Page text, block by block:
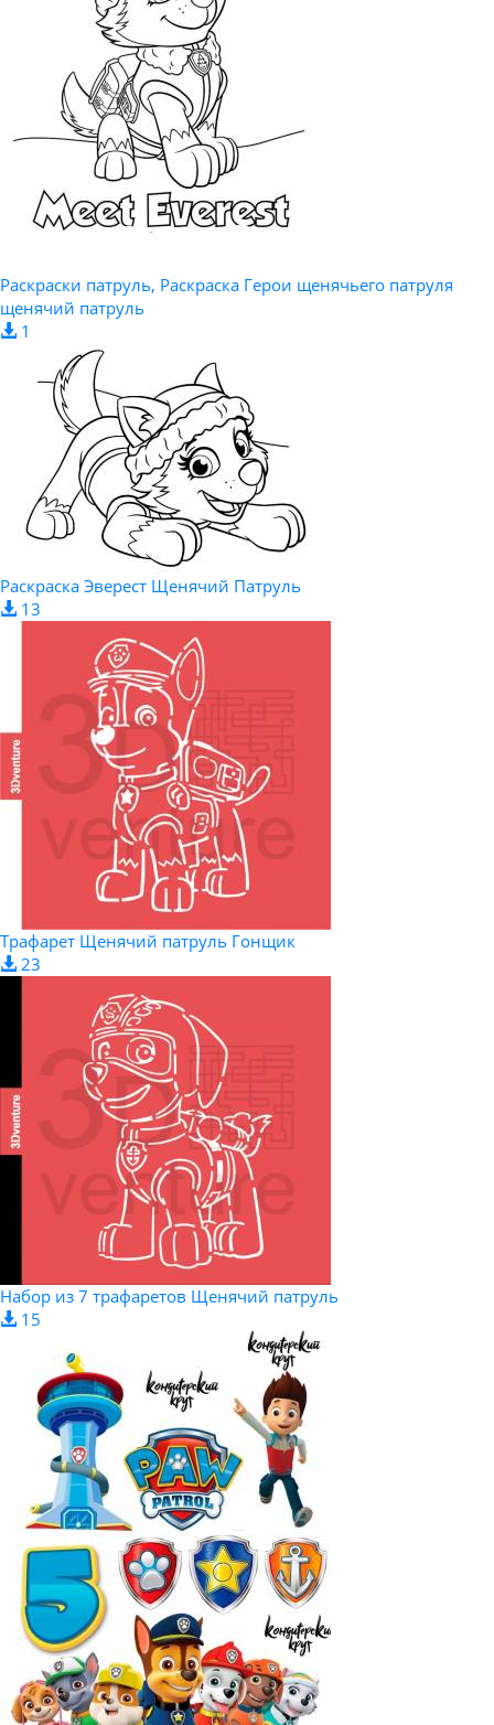
Раскраски патруль, Раскраска Герои щенячьего патруля
щенячий патруль
1
Раскраска Эверест Щенячий Патруль
13
Трафарет Щенячий патруль Гонщик
23
Набор из 7 трафаретов Щенячий патруль
15